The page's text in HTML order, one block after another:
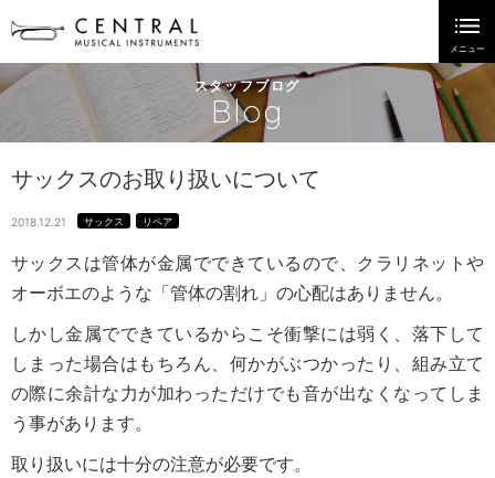
スタッフブログ
Blog
サックスのお取り扱いについて
2018.12.21 サックス リペア
サックスは管体が金属でできているので、クラリネットや
オーボエのような「管体の割れ」の心配はありません。
しかし金属でできているからこそ衝撃には弱く、落下して
しまった場合はもちろん、何かがぶつかったり、組み立て
の際に余計な力が加わっただけでも音が出なくなってしま
う事があります。
取り扱いには十分の注意が必要です。